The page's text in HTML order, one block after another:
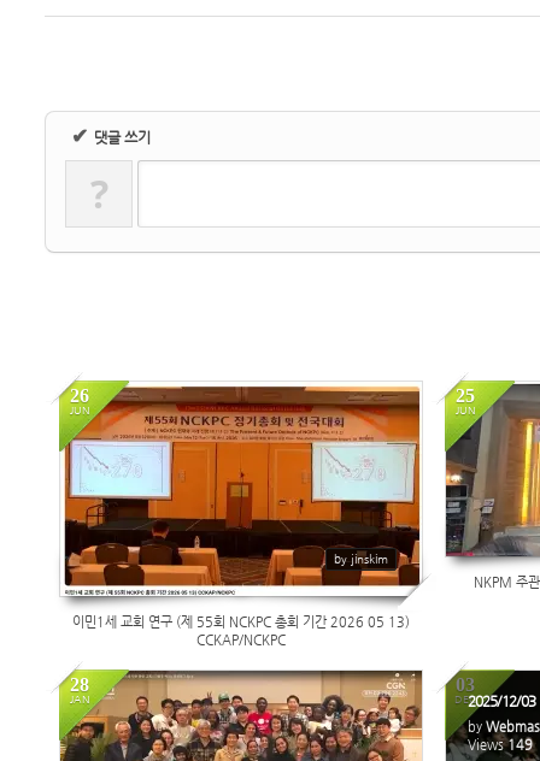
✔ 댓글 쓰기
?
26
JUN
by jinskim
22
이민1세 교회 연구 (제 55회 NCKPC 총회 기간 2026 05 13)
CCKAP/NCKPC
25
JUN
NKPM 주
28
JAN
103
03
DEC2025/12/03
by
Views149